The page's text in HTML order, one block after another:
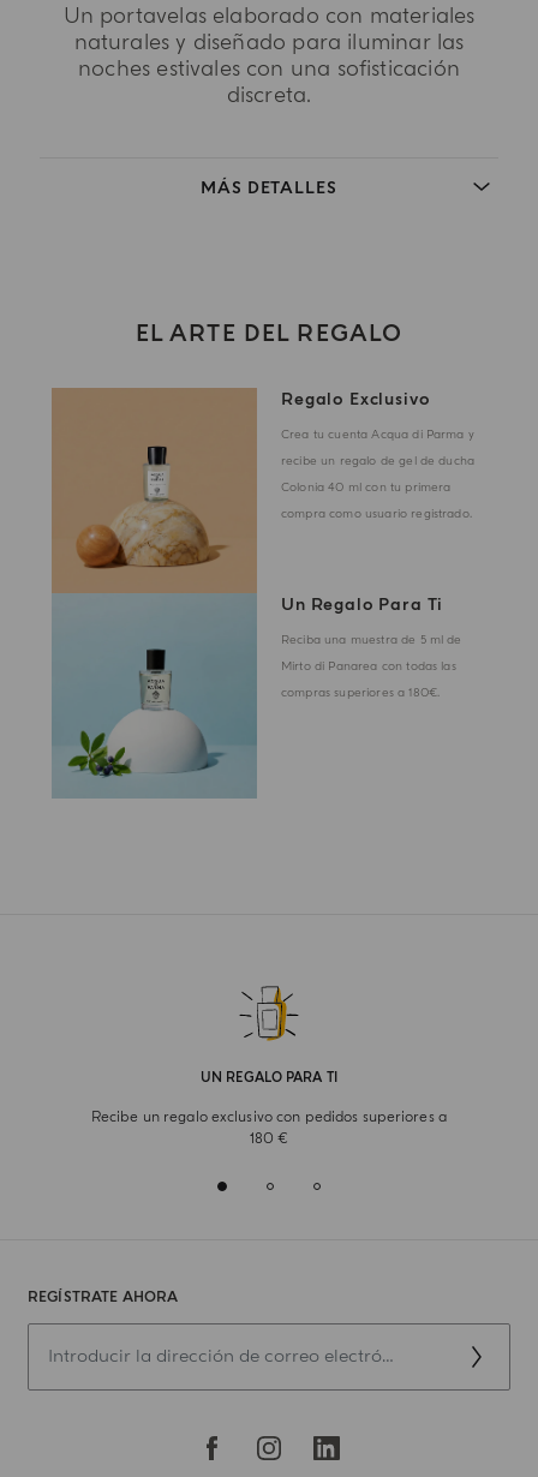
Un portavelas elaborado con materiales
naturales y diseñado para iluminar las
noches estivales con una sofisticación
discreta.
MÁS DETALLES
EL ARTE DEL REGALO
Regalo Exclusivo
Crea tu cuenta Acqua di Parma y
recibe un regalo de gel de ducha
Colonia 40 ml con tu primera
compra como usuario registrado.
Un Regalo Para Ti
Reciba una muestra de 5 ml de
Mirto di Panarea con todas las
compras superiores a 180€.
UN REGALO PARA TI
Recibe un regalo exclusivo con pedidos superiores a
180 €
REGÍSTRATE AHORA